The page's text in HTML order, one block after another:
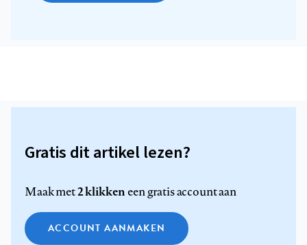
Gratis dit artikel lezen?
Maak met2 klikkeneen gratis account aan
ACCOUNT AANMAKEN